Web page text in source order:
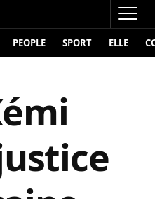
PEOPLE SPORT ELLE